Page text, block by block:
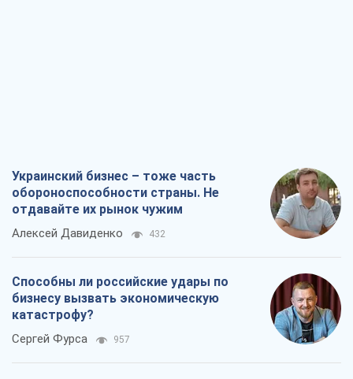
Украинский бизнес – тоже часть
обороноспособности страны. Не
отдавайте их рынок чужим
Алексей Давиденко 432
Способны ли российские удары по
бизнесу вызвать экономическую
катастрофу?
Сергей Фурса 957